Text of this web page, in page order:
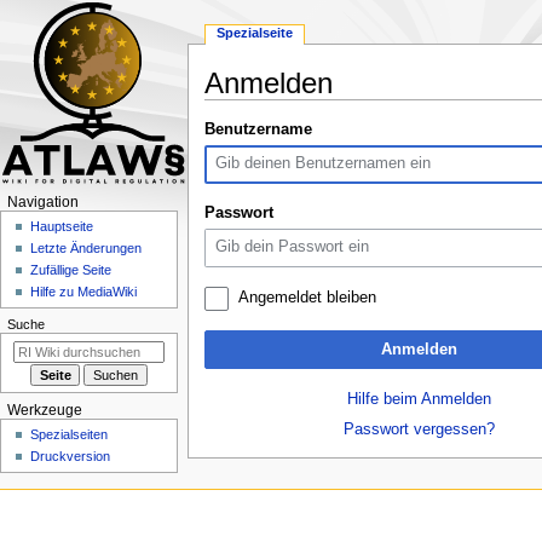
Anmelden
Zur
Navigation
Zur
Suche
Benutzername
Passwort
Angemeldet bleiben
Anmelden
Hilfe beim Anmelden
Passwort vergessen?
N
g
a
i
o
s
m
Spezialseite
Navigation
Hauptseite
Letzte Änderungen
Zufällige Seite
Hilfe zu MediaWiki
Suche
Werkzeuge
Spezialseiten
Druckversion